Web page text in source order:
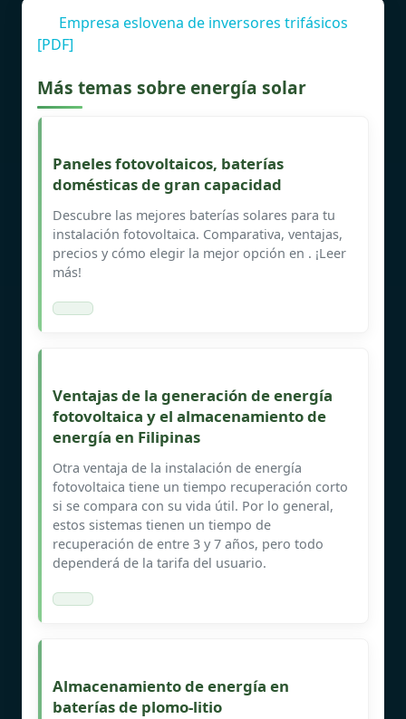
Empresa eslovena de inversores trifásicos
[PDF]
Más temas sobre energía solar
Paneles fotovoltaicos, baterías
domésticas de gran capacidad
Descubre las mejores baterías solares para tu
instalación fotovoltaica. Comparativa, ventajas,
precios y cómo elegir la mejor opción en . ¡Leer
más!
Ventajas de la generación de energía
fotovoltaica y el almacenamiento de
energía en Filipinas
Otra ventaja de la instalación de energía
fotovoltaica tiene un tiempo recuperación corto
si se compara con su vida útil. Por lo general,
estos sistemas tienen un tiempo de
recuperación de entre 3 y 7 años, pero todo
dependerá de la tarifa del usuario.
Almacenamiento de energía en
baterías de plomo-litio